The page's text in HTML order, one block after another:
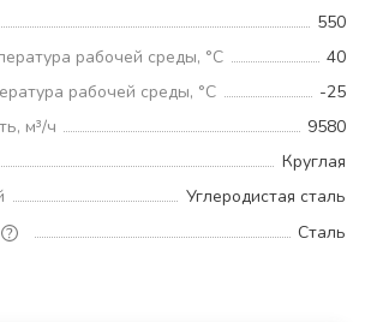
550
рабочей среды, °С
40
рабочей среды, °С
-25
м³/ч
9580
Круглая
Углеродистая сталь
Сталь